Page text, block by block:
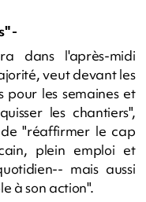
-
dans l'après-midi
veut devant les
pour les semaines et
les chantiers",
"réaffirmer le cap
plein emploi et
mais aussi
à son action".